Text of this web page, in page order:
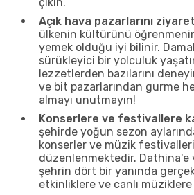
Açık hava pazarlarını
ülkenin kültürünü
yemek olduğu iyi bilinir.
sürükleyici bir yolculuk
lezzetlerden bazılarını
ve bit pazarlarından gurme
almayı unutmayın!
Konserlere ve festivallere
şehirde yoğun sezon
konserler ve müzik festivalleri
düzenlenmektedir. Dathina'e
şehrin dört bir yanında
etkinliklere ve canlı müziklere